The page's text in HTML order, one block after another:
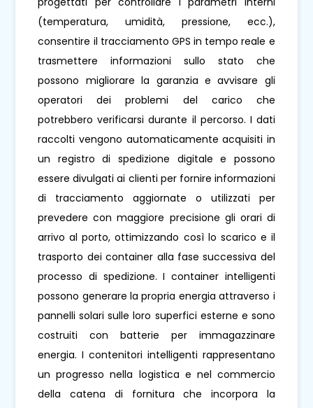
(temperatura, umidità, pressione, ecc.),
consentire il tracciamento GPS in tempo reale e
trasmettere informazioni sullo stato che
possono migliorare la garanzia e avvisare gli
operatori dei problemi del carico che
potrebbero verificarsi durante il percorso. I dati
raccolti vengono automaticamente acquisiti in
un registro di spedizione digitale e possono
essere divulgati ai clienti per fornire informazioni
di tracciamento aggiornate o utilizzati per
prevedere con maggiore precisione gli orari di
arrivo al porto, ottimizzando così lo scarico e il
trasporto dei container alla fase successiva del
processo di spedizione. I container intelligenti
possono generare la propria energia attraverso i
pannelli solari sulle loro superfici esterne e sono
costruiti con batterie per immagazzinare
energia. I contenitori intelligenti rappresentano
un progresso nella logistica e nel commercio
della catena di fornitura che incorpora la